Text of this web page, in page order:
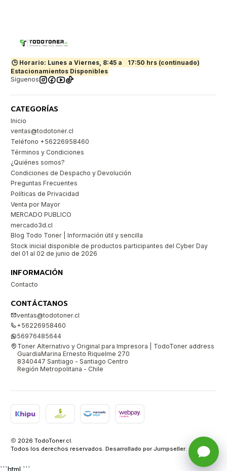
🕒 Horario: Lunes a Viernes, 8:45 a
17:50 hrs (continuado)
Estacionamientos Disponibles
Síguenos
CATEGORÍAS
Inicio
ventas@todotoner.cl
Teléfono +56226958460
Términos y Condiciones
¿Quiénes somos?
Condiciones de Despacho y Devolución
Preguntas Frecuentes
Políticas de Privacidad
Venta por Mayor
MERCADO PUBLICO
mercado3d.cl
Blog Todo Toner | Información útil y sencilla
Stock inicial disponible de productos participantes del Cyber Day
del 01 al 02 de junio de 2026
INFORMACIÓN
Contacto
CONTÁCTANOS
ventas@todotoner.cl
+56226958460
56976485644
Toner Alternativo y Original para Impresora | TodoToner address
GuardiaMarina Ernesto Riquelme 270
8340447 Santiago - Santiago Centro
Región Metropolitana - Chile
2026 TodoToner.cl.
Todos los derechos reservados. Desarrollado por Jumpseller.